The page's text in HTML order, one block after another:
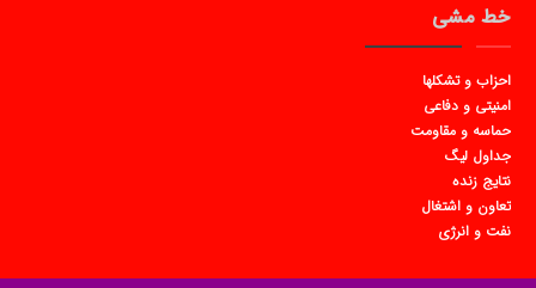
خط مشی
احزاب و تشکلها
امنیتی و دفاعی
حماسه و مقاومت
جداول لیگ
نتایج زنده
تعاون و اشتغال
نفت و انرژی